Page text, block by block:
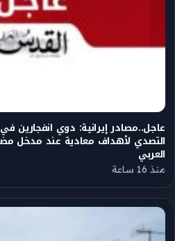
عاجل..مصادر إيرانية: دوي انفجارين
التصدي لأهداف معادية عند مدخل
العربي
منذ 16 ساعة